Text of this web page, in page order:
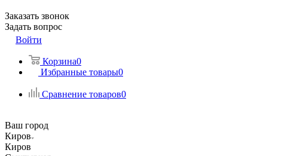
Заказать звонок
Задать вопрос
Войти
Корзина0
Избранные товары0
Сравнение товаров0
Ваш город
Киров
Киров